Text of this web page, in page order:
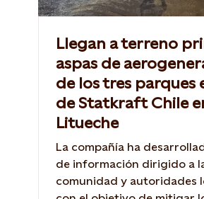
Llegan a terreno
aspas de
de los tres parques
de Statkraft Chile
Litueche
La compañía ha
de información dirigido a
comunidad y autoridades